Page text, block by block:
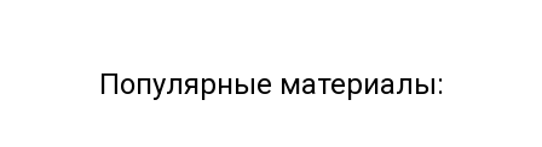
Популярные материалы: